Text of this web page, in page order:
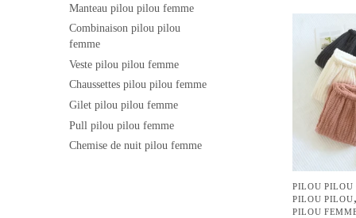
produit
plusieurs
variations.
options
peuvent
choisies
sur
la
PILOU PILOU
PILOU PILOU,
PILOU
Manteau pilou pilou femme
Combinaison pilou pilou
femme
Veste pilou pilou femme
Chaussettes pilou pilou femme
Gilet pilou pilou femme
Pull pilou pilou femme
Chemise de nuit pilou femme